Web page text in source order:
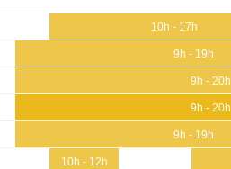
10h - 17h
9h - 19h
9h - 20h
9h - 20h
9h - 19h
10h - 12h